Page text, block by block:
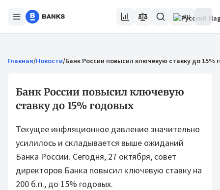
RU
Главная/Новости/Банк России повысил ключевую ставку до 15%
Банк России повысил ключевую
ставку до 15% годовых
Текущее инфляционное давление значительно
усилилось и складывается выше ожиданий
Банка России. Сегодня, 27 октября, совет
директоров Банка повысил ключевую ставку на
200 б.п., до 15% годовых.